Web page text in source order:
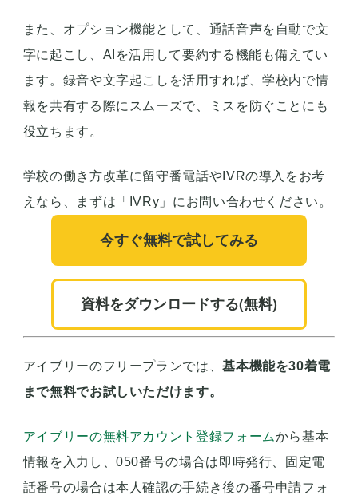
また、オプション機能として、通話音声を自動で文
字に起こし、AIを活用して要約する機能も備えてい
ます。録音や文字起こしを活用すれば、学校内で情
報を共有する際にスムーズで、ミスを防ぐことにも
役立ちます。
学校の働き方改革に留守番電話やIVRの導入をお考
えなら、まずは「IVRy」にお問い合わせください。
今すぐ無料で試してみる
資料をダウンロードする(無料)
アイブリーのフリープランでは、基本機能を30着電
まで無料でお試しいただけます。
アイブリーの無料アカウント登録フォームから基本
情報を入力し、050番号の場合は即時発行、固定電
話番号の場合は本人確認の手続き後の番号申請フォ